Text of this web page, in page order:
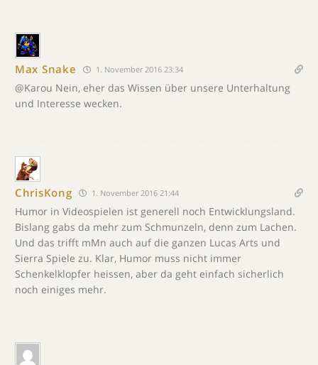
Max Snake 1. November 2016 23:34
@Karou Nein, eher das Wissen über unsere Unterhaltung
und Interesse wecken.
ChrisKong 1. November 2016 21:44
Humor in Videospielen ist generell noch Entwicklungsland.
Bislang gabs da mehr zum Schmunzeln, denn zum Lachen.
Und das trifft mMn auch auf die ganzen Lucas Arts und
Sierra Spiele zu. Klar, Humor muss nicht immer
Schenkelklopfer heissen, aber da geht einfach sicherlich
noch einiges mehr.